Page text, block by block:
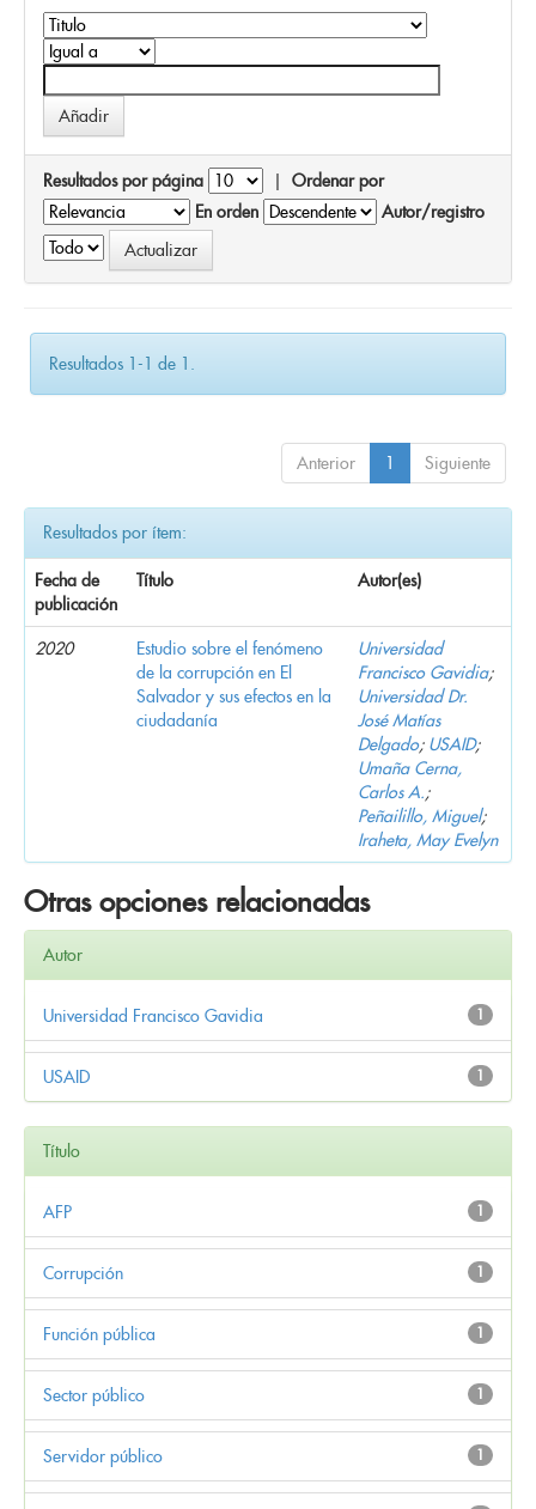
Resultados por página | Ordenar por
En orden
Autor/registro
Resultados 1-1 de 1.
Anterior 1 Siguiente
Resultados por ítem:
Fecha de
publicación
Título Autor(es)
2020
Estudio sobre el fenómeno
de la corrupción en El
Salvador y sus efectos en la
ciudadanía
Universidad
Francisco Gavidia;
Universidad Dr.
José Matías
Delgado; USAID;
Umaña Cerna,
Carlos A.;
Peñailillo, Miguel;
Iraheta, May Evelyn
Otras opciones relacionadas
Autor
1
Universidad Francisco Gavidia
1
USAID
Título
1
AFP
1
Corrupción
1
Función pública
1
Sector público
1
Servidor público